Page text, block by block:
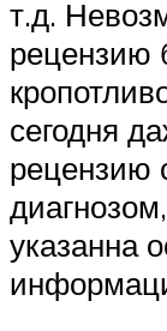
т.д.
рецензию
сегодня
рецензию
указанна